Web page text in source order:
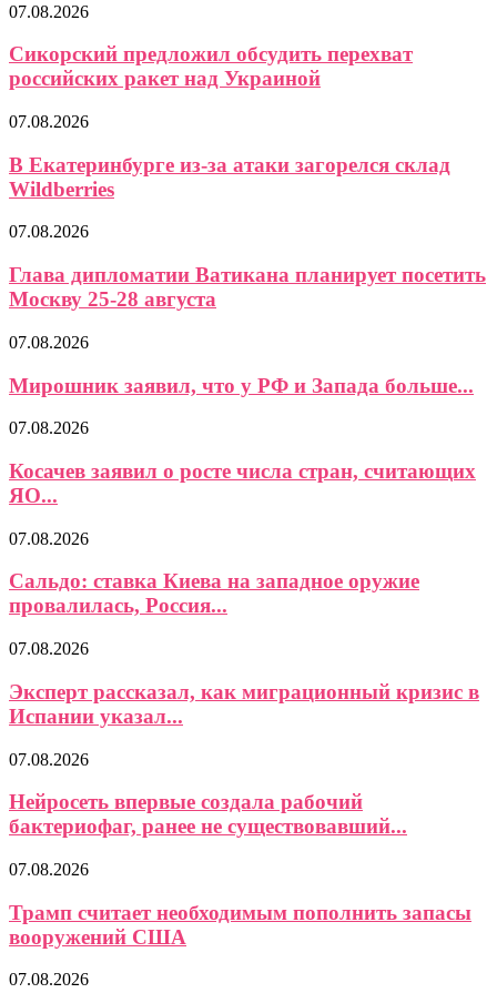
07.08.2026
Сикорский предложил обсудить перехват
российских ракет над Украиной
07.08.2026
В Екатеринбурге из-за атаки загорелся склад
Wildberries
07.08.2026
Глава дипломатии Ватикана планирует посетить
Москву 25-28 августа
07.08.2026
Мирошник заявил, что у РФ и Запада больше...
07.08.2026
Косачев заявил о росте числа стран, считающих
ЯО...
07.08.2026
Сальдо: ставка Киева на западное оружие
провалилась, Россия...
07.08.2026
Эксперт рассказал, как миграционный кризис в
Испании указал...
07.08.2026
Нейросеть впервые создала рабочий
бактериофаг, ранее не существовавший...
07.08.2026
Трамп считает необходимым пополнить запасы
вооружений США
07.08.2026